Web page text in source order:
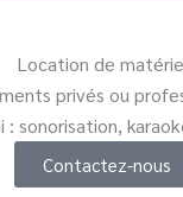
Location de
privés ou
: sonorisation,
Contactez-nous